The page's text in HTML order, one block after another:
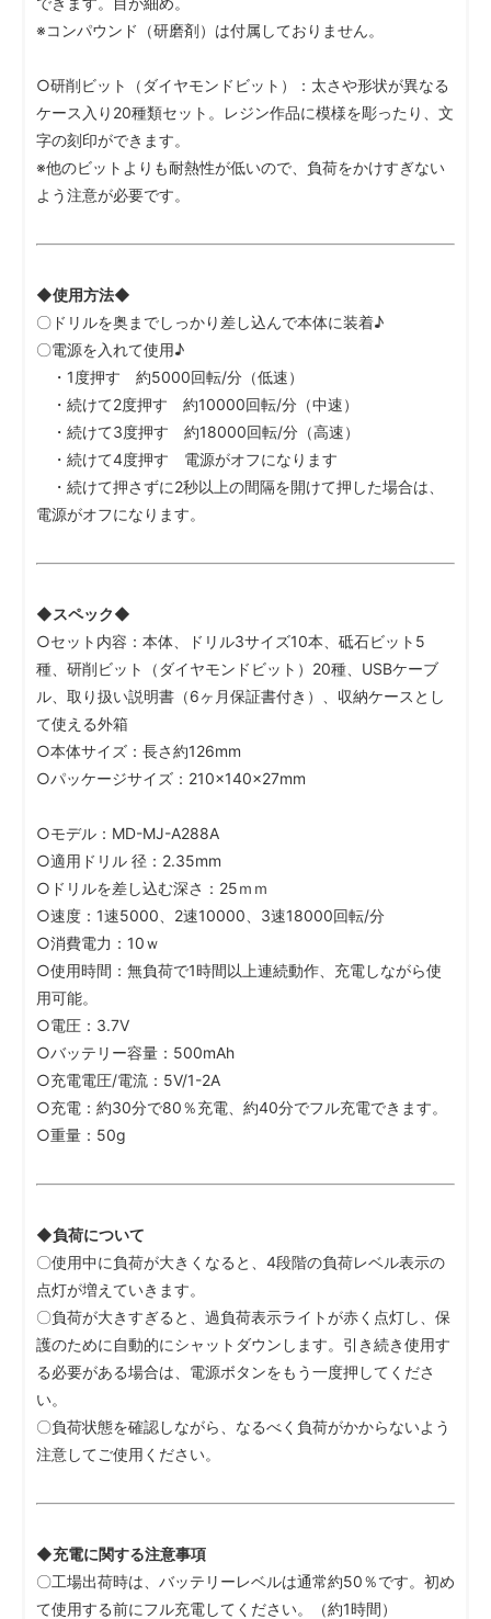
※コンパウンド（研磨剤）は付属しておりません。
○研削ビット（ダイヤモンドビット）：太さや形状が異なる
ケース入り20種類セット。レジン作品に模様を彫ったり、文
字の刻印ができます。
※他のビットよりも耐熱性が低いので、負荷をかけすぎない
よう注意が必要です。
◆使用方法◆
〇ドリルを奥までしっかり差し込んで本体に装着♪
〇電源を入れて使用♪
・1度押す 約5000回転/分（低速）
・続けて2度押す 約10000回転/分（中速）
・続けて3度押す 約18000回転/分（高速）
・続けて4度押す 電源がオフになります
・続けて押さずに2秒以上の間隔を開けて押した場合は、
電源がオフになります。
◆スペック◆
○セット内容：本体、ドリル3サイズ10本、砥石ビット5
種、研削ビット（ダイヤモンドビット）20種、USBケーブ
ル、取り扱い説明書（6ヶ月保証書付き）、収納ケースとし
て使える外箱
○本体サイズ：長さ約126mm
○パッケージサイズ：210×140×27mm
○モデル：MD-MJ-A288A
○適用ドリル 径：2.35mm
○ドリルを差し込む深さ：25ｍｍ
○速度：1速5000、2速10000、3速18000回転/分
○消費電力：10ｗ
○使用時間：無負荷で1時間以上連続動作、充電しながら使
用可能。
○電圧：3.7V
○バッテリー容量：500mAh
○充電電圧/電流：5V/1-2A
○充電：約30分で80％充電、約40分でフル充電できます。
○重量：50g
◆負荷について
〇使用中に負荷が大きくなると、4段階の負荷レベル表示の
点灯が増えていきます。
〇負荷が大きすぎると、過負荷表示ライトが赤く点灯し、保
護のために自動的にシャットダウンします。引き続き使用す
る必要がある場合は、電源ボタンをもう一度押してくださ
い。
〇負荷状態を確認しながら、なるべく負荷がかからないよう
注意してご使用ください。
◆充電に関する注意事項
〇工場出荷時は、バッテリーレベルは通常約50％です。初め
て使用する前にフル充電してください。（約1時間）